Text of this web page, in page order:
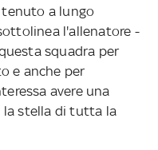
a lungo
l'allenatore -
squadra per
e anche per
avere una
la stella di tutta la